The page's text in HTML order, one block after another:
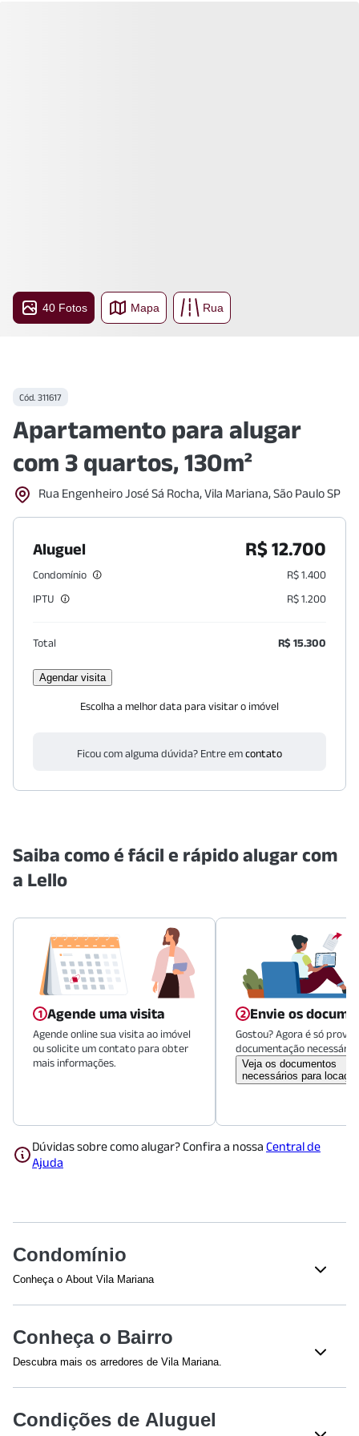
40 Fotos Mapa Rua
Cód. 311617
Apartamento para alugar
com 3 quartos, 130m²
Rua Engenheiro José Sá Rocha, Vila Mariana, São Paulo SP
Aluguel R$ 12.700
Condomínio
R$ 1.400
IPTU
R$ 1.200
Total R$ 15.300
Agendar visita
Escolha a melhor data para visitar o imóvel
Ficou com alguma dúvida? Entre emcontato
Saiba como é fácil e rápido alugar com
a Lello
Agende uma visita
Agende online sua visita ao imóvel
ou solicite um contato para obter
mais informações.
Envie os
Gostou? Agora é só
documentação necessária.
Veja os documentos
necessários para
Dúvidas sobre como alugar? Confira a nossa Central de
Ajuda
Condomínio
Conheça o About Vila Mariana
Lavanderia Coletiva
Academia
Salão de festas
Conheça o Bairro
Descubra mais os arredores de Vila Mariana.
Shopping Metrô Santa Cruz(486m)
Condições de Aluguel